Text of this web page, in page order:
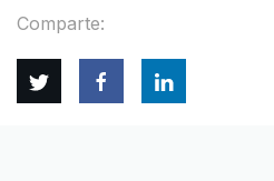
Comparte:
Twitter Facebook